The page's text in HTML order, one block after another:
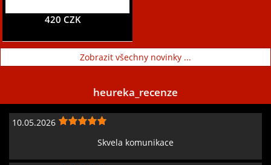
420 CZK
Zobrazit všechny novinky ...
heureka_recenze
10.05.2026
Skvela komunikace